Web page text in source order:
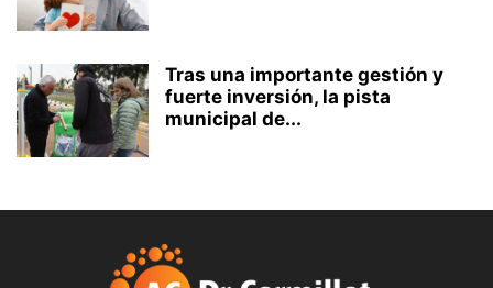
Tras una importante gestión y
fuerte inversión, la pista
municipal de...